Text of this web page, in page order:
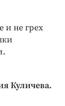
и не грех
Куличева.